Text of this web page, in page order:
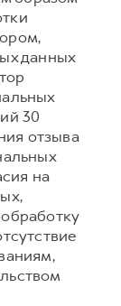
данных
30
отзыва
на